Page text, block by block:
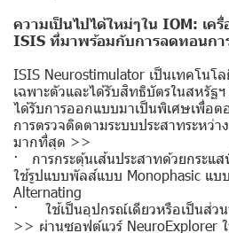
ความเป็นไปได้ใหม่ๆใน IOM: เค
ISIS ที่มาพร้อมกับการลดทอนก
ISIS Neurostimulator เป็นเทคโน
เฉพาะตัวและได้รับสิทธิบัตรในสหรัฐ
ได้รับการออกแบบมาเป็นพิเศษเพื่อ
การตรวจติดตามระบบประสาทระหว่
มากที่สุด >>
· การกระตุ้นเส้นประสาทด้วยกระแ
ใช้รูปแบบพัลส์แบบ Monophasic แบ
Alternating
· ใช้เป็นอุปกรณ์เดียวหรือเป็นส่วน
>> ผ่านซอฟต์แวร์ NeuroExplorer